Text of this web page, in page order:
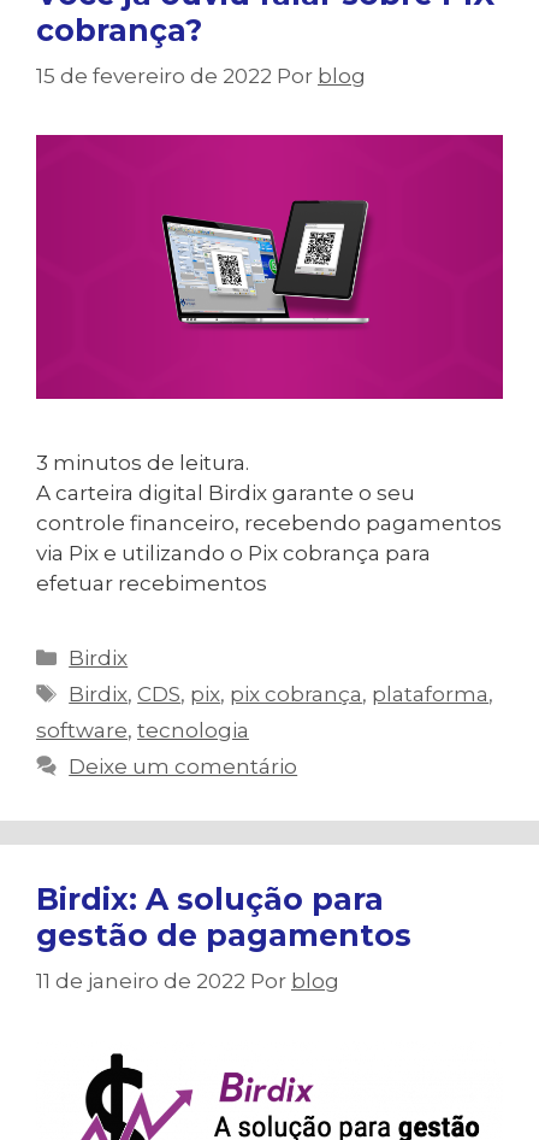
cobrança?
15 de fevereiro de 2022 Por blog
3 minutos de leitura.
A carteira digital Birdix garante o seu
controle financeiro, recebendo pagamentos
via Pix e utilizando o Pix cobrança para
efetuar recebimentos
Categorias
Birdix
Tags
Birdix,CDS, pix, pix cobrança, plataforma,
software, tecnologia
Deixe um comentário
Birdix: A solução para
gestão de pagamentos
11 de janeiro de 2022 Por blog